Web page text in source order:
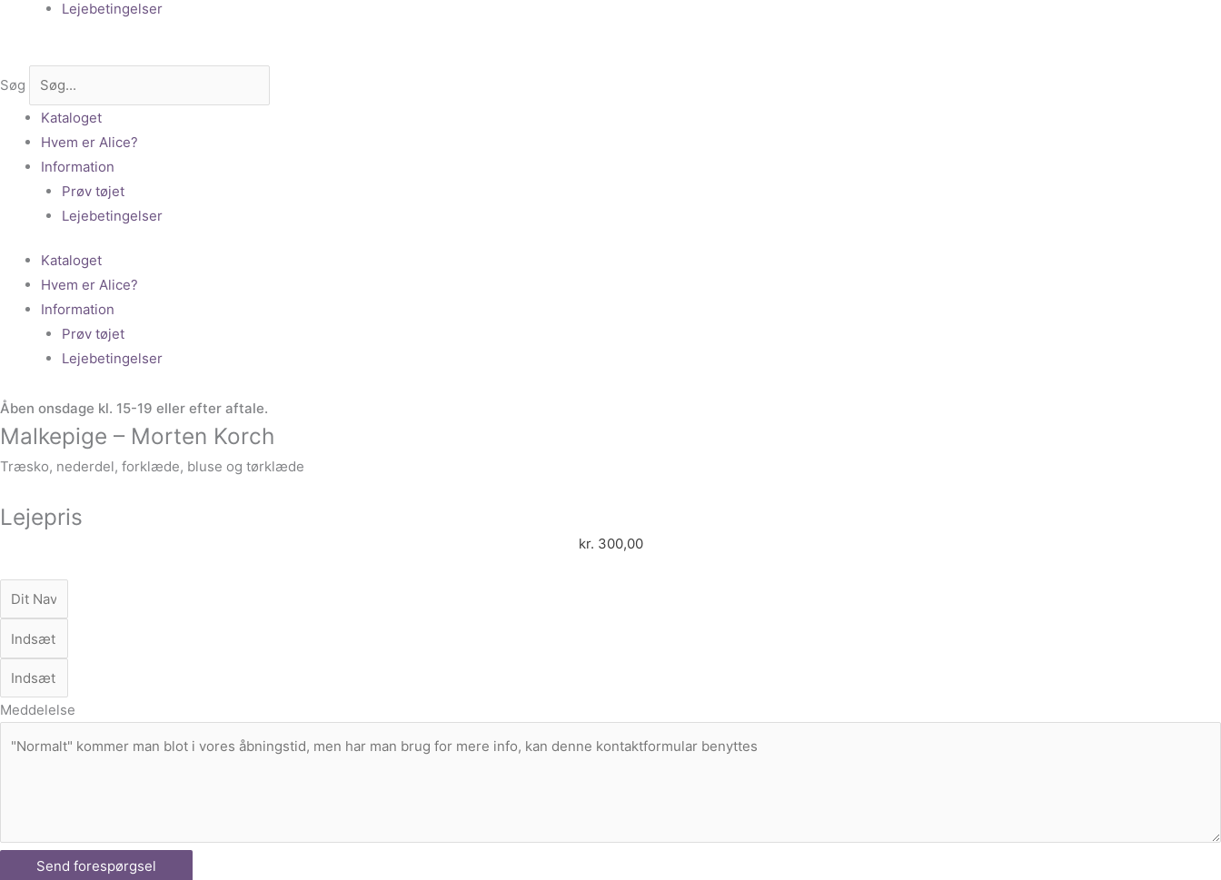
Lejebetingelser
Søg
Kataloget
Hvem er Alice?
Information
Prøv tøjet
Lejebetingelser
Kataloget
Hvem er Alice?
Information
Prøv tøjet
Lejebetingelser
Åben onsdage kl. 15-19 eller efter aftale.
Malkepige – Morten Korch
Træsko, nederdel, forklæde, bluse og tørklæde
Lejepris
kr. 300,00
Meddelelse
Send forespørgsel